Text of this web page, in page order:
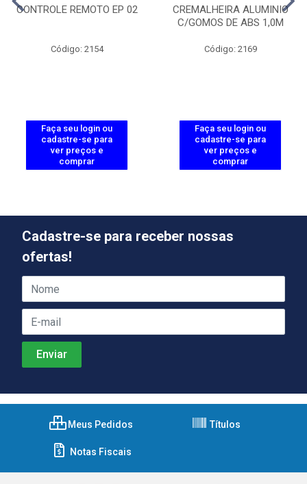
CONTROLE REMOTO EP 02
Código: 2154
Faça seu login ou
cadastre-se para
ver preços e
comprar
CREMALHEIRA ALUMINIO
C/GOMOS DE ABS 1,0M
Código: 2169
Faça seu login ou
cadastre-se para
ver preços e
comprar
Cadastre-se para receber nossas
ofertas!
Meus Pedidos Títulos
Notas Fiscais